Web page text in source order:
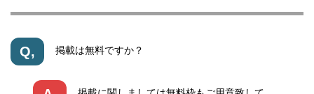
Q, 掲載は無料ですか？